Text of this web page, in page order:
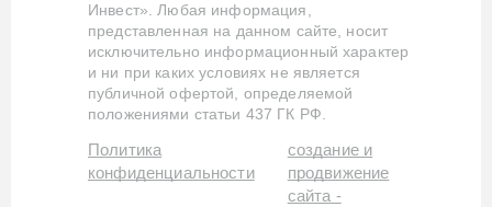
Инвест». Любая информация,
представленная на данном сайте, носит
исключительно информационный характер
и ни при каких условиях не является
публичной офертой, определяемой
положениями статьи 437 ГК РФ.
Политика
конфиденциальности
создание и
продвижение
сайта -